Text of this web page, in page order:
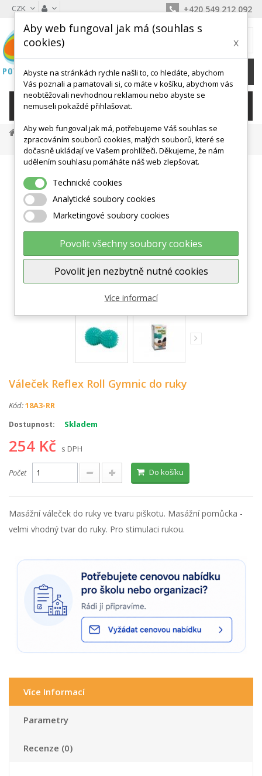
CZK +420 549 212 092
0 Kč
KATEGORIE
Masáž A Antistress
Masážní Pomůcky
Váleček Reflex Roll Gymnic Do Ruky
Zobrazit větší
Váleček Reflex Roll Gymnic do ruky
Kód:18A3-RR
Dostupnost: Skladem
254 Kč s DPH
Počet Do košíku
Masážní váleček do ruky ve tvaru piškotu. Masážní pomůcka -
velmi vhodný tvar do ruky. Pro stimulaci rukou.
Více Informací
Parametry
Recenze (0)
Aby web fungoval jak má (souhlas s
cookies)
x
Abyste na stránkách rychle našli to, co hledáte, abychom
Vás poznali a pamatovali si, co máte v košíku, abychom vás
neobtěžovali nevhodnou reklamou nebo abyste se
nemuseli pokaždé přihlašovat.
Aby web fungoval jak má, potřebujeme Váš souhlas se
zpracováním souborů cookies, malých souborů, které se
dočasně ukládají ve Vašem prohlížeči. Děkujeme, že nám
udělením souhlasu pomáháte náš web zlepšovat.
Technické cookies
Analytické soubory cookies
Marketingové soubory cookies
Povolit všechny soubory cookies
Povolit jen nezbytně nutné cookies
Více informací